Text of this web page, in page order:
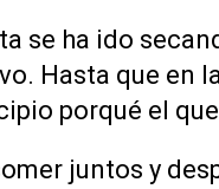
se ha ido
Hasta que en
porqué el
juntos y